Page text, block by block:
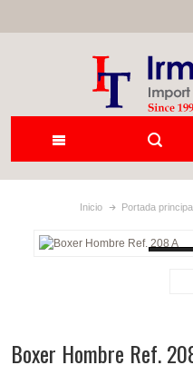
Inicio Portada
Boxer Hombre Ref.